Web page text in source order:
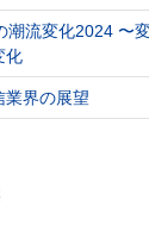
潮流変化2024 〜
化
業界の展望